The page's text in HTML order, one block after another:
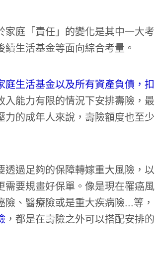
庭「責任」的變化是其中一大考
生活基金等面向綜合考量。
庭生活基金以及所有資產負債，扣
入能力有限的情況下安排壽險，最
的成年人來說，壽險額度也至少
透過足夠的保障轉嫁重大風險，以
需要規畫好保單。像是現在罹癌風
、醫療險或是重大疾病險...等，
，都是在壽險之外可以搭配安排的